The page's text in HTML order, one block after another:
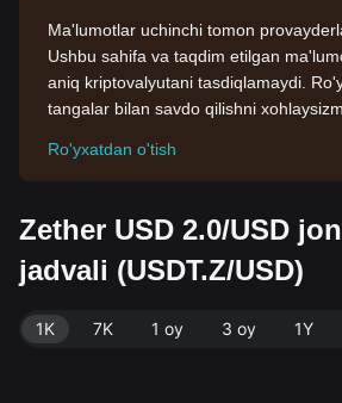
Ma'lumotlar uchinchi tomon
Ushbu sahifa va taqdim etilgan
aniq kriptovalyutani tasdiqlamaydi.
tangalar bilan savdo qilishni
Ro'yxatdan o'tish
Zether USD 2.0/USD
jadvali (USDT.Z/USD)
1K 7K 1 oy 3 oy 1Y